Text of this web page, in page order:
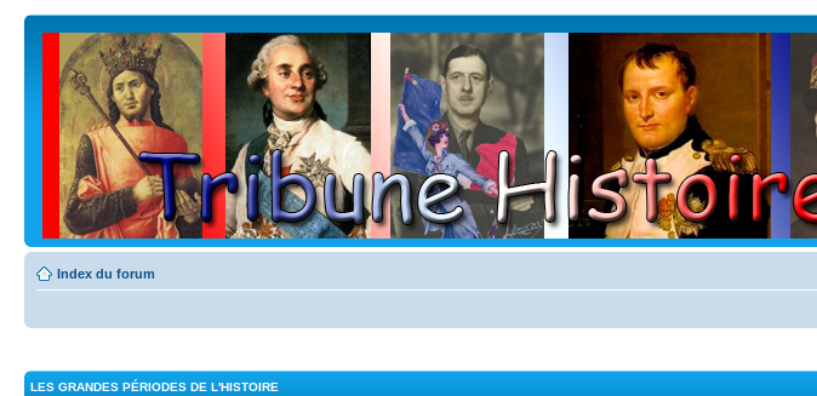
Index du forum
LES GRANDES PÉRIODES DE L'HISTOIRE